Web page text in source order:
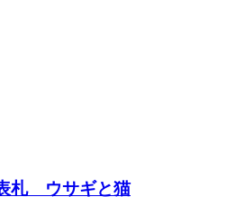
札 ウサギと猫